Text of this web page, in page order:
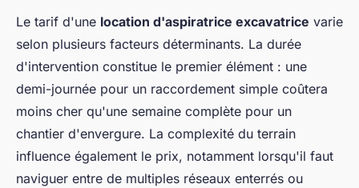
Le tarif d'une location d'aspiratrice excavatrice varie
selon plusieurs facteurs déterminants. La durée
d'intervention constitue le premier élément : une
demi-journée pour un raccordement simple coûtera
moins cher qu'une semaine complète pour un
chantier d'envergure. La complexité du terrain
influence également le prix, notamment lorsqu'il faut
naviguer entre de multiples réseaux enterrés ou